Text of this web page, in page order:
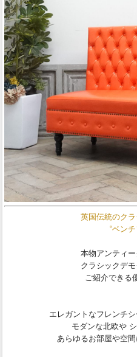
英国伝統のク
“ベン
本物アンティ
クラシックデ
ご紹介できる
エレガントなフレンチ
モダンな北欧や
あらゆるお部屋や空間